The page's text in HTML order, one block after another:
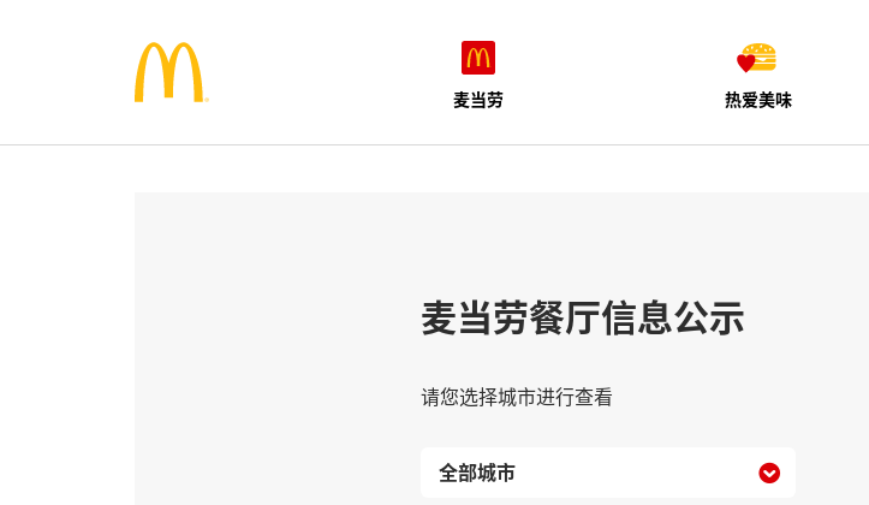
麦当劳 热爱美味
麦当劳餐厅信息公示
请您选择城市进行查看
